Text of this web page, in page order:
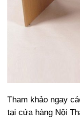
Tham khảo ngay
tại cửa hàng Nội